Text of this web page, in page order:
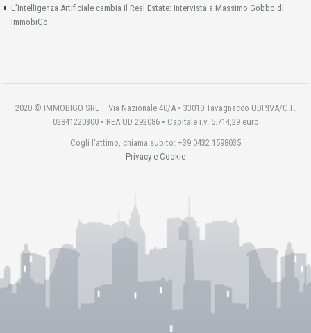
L’Intelligenza Artificiale cambia il Real Estate: intervista a Massimo Gobbo di
ImmobiGo
2020 © IMMOBIGO SRL – Via Nazionale 40/A • 33010 Tavagnacco UDP.IVA/C.F.
02841220300 • REA UD 292086 • Capitale i.v. 5.714,29 euro
Cogli l'attimo, chiama subito: +39 0432 1598035
Privacy e Cookie